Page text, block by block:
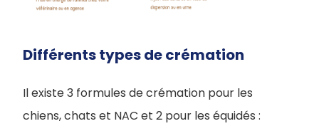
Différents types de crémation
Il existe 3 formules de crémation pour les
chiens, chats et NAC et 2 pour les équidés :